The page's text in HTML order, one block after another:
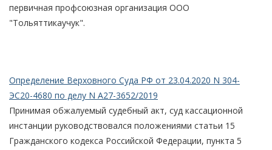
первичная профсоюзная организация ООО
"Тольяттикаучук".
Определение Верховного Суда РФ от 23.04.2020 N 304-
ЭС20-4680 по делу N А27-3652/2019
Принимая обжалуемый судебный акт, суд кассационной
инстанции руководствовался положениями статьи 15
Гражданского кодекса Российской Федерации, пункта 5